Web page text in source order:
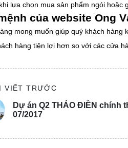
lựa chọn mua sản phẩm ngói hoặc
của website Ong
mong muốn giúp quý khách
hàng tiện lợi hơn so với các cửa
VIẾT TRƯỚC
Dự án Q2 THẢO ĐIỀN chính
07/2017